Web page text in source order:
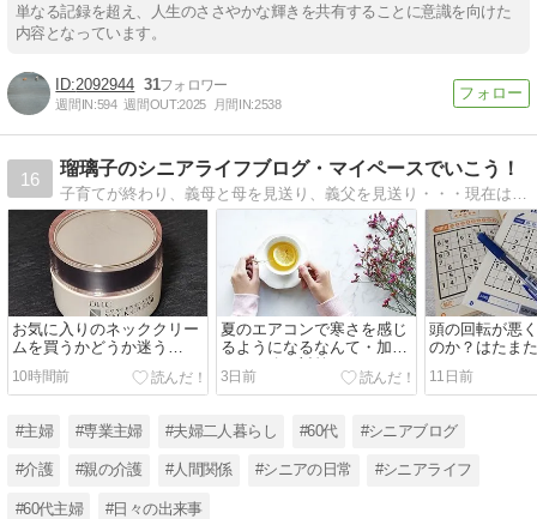
単なる記録を超え、人生のささやかな輝きを共有することに意識を向けた
内容となっています。
2092944 31
週間IN:594 週間OUT:2025 月間IN:2538
16
瑠璃子のシニアライフブログ・マイペースでいこう！
お気に入りのネッククリー
ムを買うかどうか迷う
（DHCコンセントレートネ
ッククリーム）
10時間前
夏のエアコンで寒さを感じ
るようになるなんて・加齢
による冷え対策
3日前
頭の回転が悪
のか？はたま
になってきた
11日前
#主婦 #専業主婦 #夫婦二人暮らし #60代 #シニアブログ
#介護 #親の介護 #人間関係 #シニアの日常 #シニアライフ
#60代主婦 #日々の出来事